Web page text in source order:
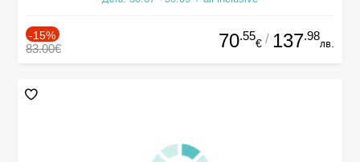
-15%
83.00€ 70.55
€ / 137.98
лв.